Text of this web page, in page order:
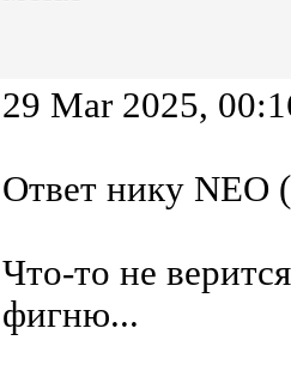
29 Mar 2025,
Ответ нику
Что-то не
фигню...